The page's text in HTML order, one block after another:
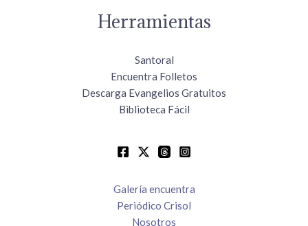
Herramientas
Santoral
Encuentra Folletos
Descarga Evangelios Gratuitos
Biblioteca Fácil
Galería encuentra
Periódico Crisol
Nosotros